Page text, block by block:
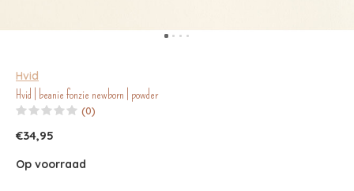
Hvid
Hvid | beanie fonzie newborn | powder
(0)
€34,95
Op voorraad